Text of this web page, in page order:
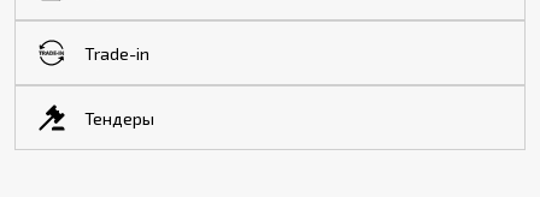
Trade-in
Тендеры